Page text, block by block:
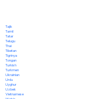
Tajik
Tamil
Tatar
Telugu
Thai
Tibetan
Tigrinya
Tongan
Turkish
Turkmen
Ukrainian
Urdu
Uyghur
Uzbek
Vietnamese